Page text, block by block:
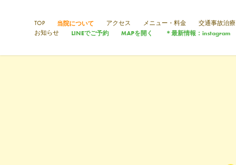
TOP 当院について アクセス メニュー・料金 交通事故治療
お知らせ
LINEでご予約 MAPを開く ＊最新情報：instagram